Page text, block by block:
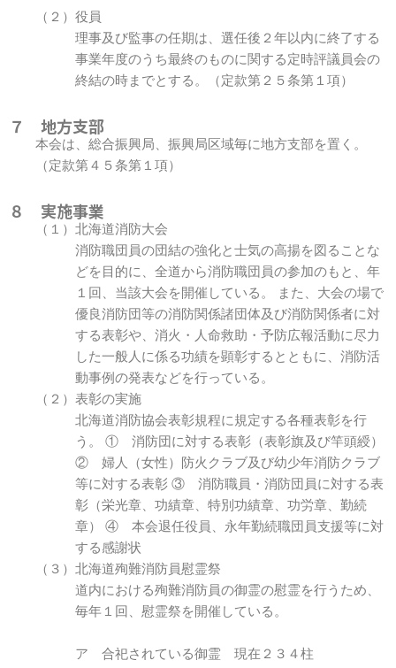
（２）役員
理事及び監事の任期は、選任後２年以内に終了する
事業年度のうち最終のものに関する定時評議員会の
終結の時までとする。（定款第２５条第１項）
７ 地方支部
本会は、総合振興局、振興局区域毎に地方支部を置く。
（定款第４５条第１項）
８ 実施事業
（１）北海道消防大会
消防職団員の団結の強化と士気の高揚を図ることな
どを目的に、全道から消防職団員の参加のもと、年
１回、当該大会を開催している。 また、大会の場で
優良消防団等の消防関係諸団体及び消防関係者に対
する表彰や、消火・人命救助・予防広報活動に尽力
した一般人に係る功績を顕彰するとともに、消防活
動事例の発表などを行っている。
（２）表彰の実施
北海道消防協会表彰規程に規定する各種表彰を行
う。 ① 消防団に対する表彰（表彰旗及び竿頭綬）
② 婦人（女性）防火クラブ及び幼少年消防クラブ
等に対する表彰 ③ 消防職員・消防団員に対する表
彰（栄光章、功績章、特別功績章、功労章、勤続
章） ④ 本会退任役員、永年勤続職団員支援等に対
する感謝状
（３）北海道殉難消防員慰霊祭
道内における殉難消防員の御霊の慰霊を行うため、
毎年１回、慰霊祭を開催している。
ア 合祀されている御霊 現在２３４柱